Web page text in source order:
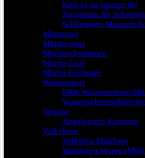
Kiek in un wunner di!
Agroneum Alt Schwerin
Schliemann-Museum
Müritzsail
Müritz-Saga
Müritzschwimmen
Müritz-Lauf
Müritz Fischtage
Wassersport
DRK Wasserrettung
Wasserschutzpolizei
Vereine
Angelverein Kamerun
Volksfeste
Volksfest Malchow
Müritzfest Waren